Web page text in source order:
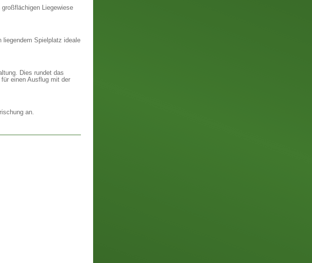
Liegewiese
liegendem Spielplatz ideale
Dies rundet das
einen Ausflug mit der
an.